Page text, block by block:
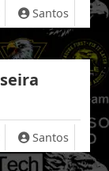
Santos
Santos